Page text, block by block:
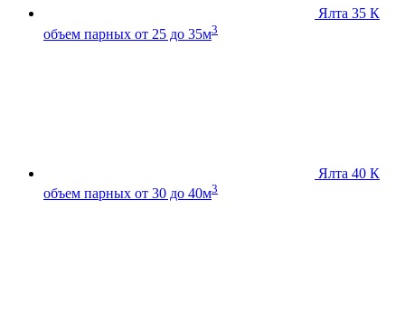
Ялта 35 К
объем парных от 25 до 35м3
Ялта 40 К
объем парных от 30 до 40м3